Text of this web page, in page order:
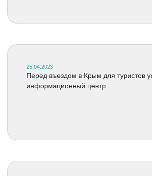
25.04.2023
Перед въездом в Крым для туристов
информационный центр